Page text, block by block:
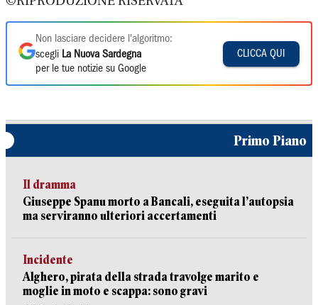
Non lasciare decidere l'algoritmo:
scegli La Nuova Sardegna
per le tue notizie su Google
CLICCA QUI
Primo Piano
Il dramma
Giuseppe Spanu morto a Bancali, eseguita l’autopsia
ma serviranno ulteriori accertamenti
Incidente
Alghero, pirata della strada travolge marito e
moglie in moto e scappa: sono gravi